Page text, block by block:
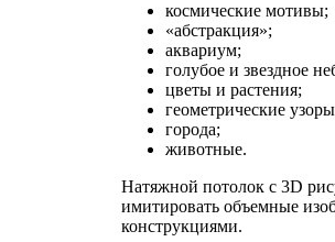
космические мотивы;
«абстракция»;
аквариум;
голубое и звездное
цветы и растения;
геометрические
города;
животные.
Натяжной потолок с 3D
имитировать объемные
конструкциями.